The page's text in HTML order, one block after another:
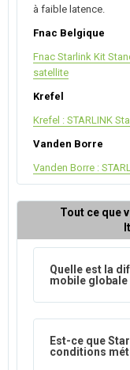
à faible latence.
Fnac Belgique
Fnac Starlink Kit
satellite
Krefel
Krefel : STARLINK
Vanden Borre
Vanden Borre :
Tout ce que
Quelle est la
mobile globale
Est-ce que
conditions